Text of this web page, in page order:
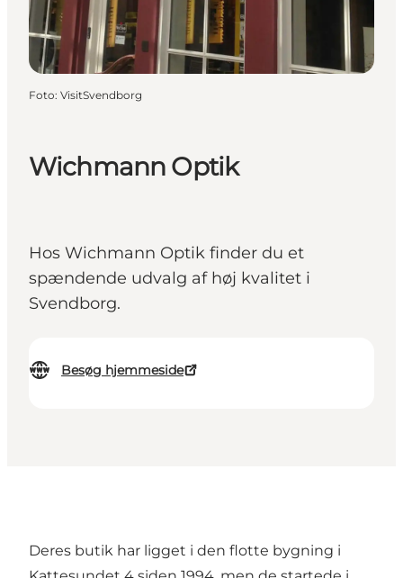
Wichmann Optik
Hos Wichmann Optik finder du et
spændende udvalg af høj kvalitet i
Svendborg.
Besøg hjemmeside
Foto: VisitSvendborg
Deres butik har ligget i den flotte bygning i